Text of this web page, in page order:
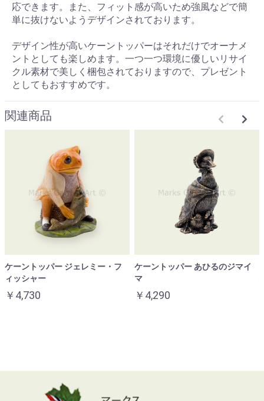
応できます。また、フィット感が高いため強風などで簡
単に抜けないようデザインされております。
デザイン性が高いケーントッパーはそれだけでオーナメ
ントとしても楽しめます。一つ一つ環境に優しいリサイ
クル素材で美しく梱包されておりますので、プレゼント
としてもおすすめです。
関連商品
ケーントッパー ジェレミー・フ
ィッシャー
￥4,730
ケーントッパー あひるのジマイ
マ
￥4,290